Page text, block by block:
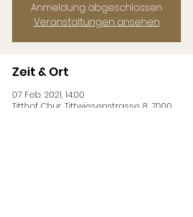
Anmeldung abgeschlossen
Veranstaltungen ansehen
Zeit & Ort
07. Feb. 2021, 14:00
Titthof Chur, Tittwiesenstrasse 8, 7000